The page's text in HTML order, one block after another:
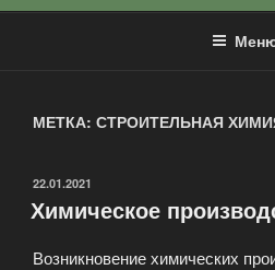
МЕТКА: СТРОИТЕЛЬНАЯ
ОПУБЛИКОВАНО
22.01.2021
Химическое
Возникновение химических